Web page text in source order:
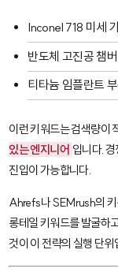
Inconel 718 미세
반도체 고진공 챔
티타늄 임플란트
이런 키워드는 검색량이
있는 엔지니어 입니다.
진입이 가능합니다.
Ahrefs나SEMrush의
롱테일 키워드를 발굴하
것이 이 전략의 실행 단위